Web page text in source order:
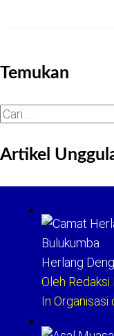
Temukan
Cari
Artikel
Herlang
Oleh Redaksi
In Organisasi